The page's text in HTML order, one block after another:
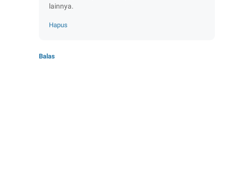
lainnya.
Hapus
Balas